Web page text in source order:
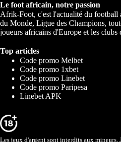
Le foot africain, notre passion
Afrik-Foot, c'est l'actualité du
du Monde, Ligue des Champions,
joueurs africains d'Europe et les
Top articles
Code promo Melbet
Code promo 1xbet
Code promo Linebet
Code promo Paripesa
Linebet APK
Les jeux d'argent sont interdits aux mineurs.